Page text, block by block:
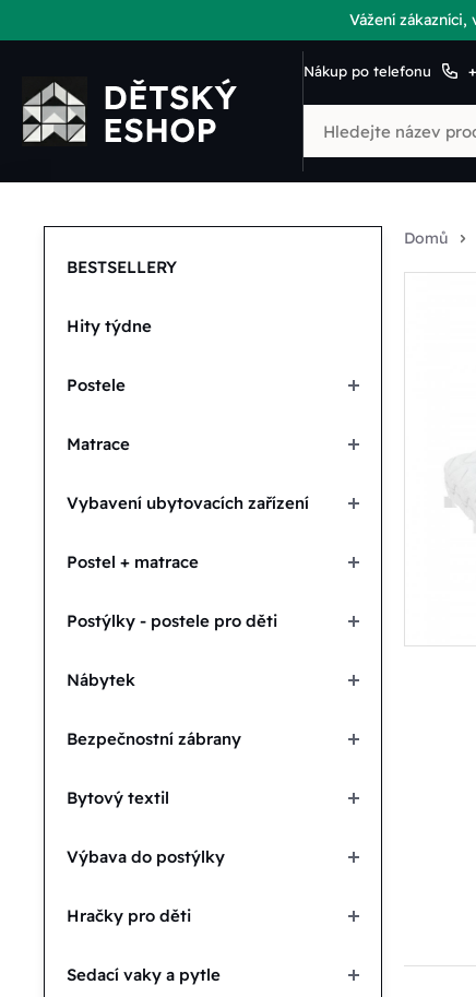
Vážení
Nákup po telefonu
BESTSELLERY
Hity týdne
Postele
Matrace
Vybavení ubytovacích zařízení
Postel + matrace
Postýlky - postele pro děti
Nábytek
Bezpečnostní zábrany
Bytový textil
Výbava do postýlky
Hračky pro děti
Sedací vaky a pytle
Domů